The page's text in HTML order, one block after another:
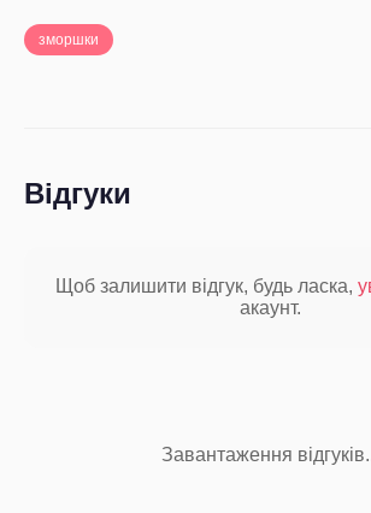
зморшки
Відгуки
Щоб залишити відгук, будь ласка,
акаунт.
Завантаження